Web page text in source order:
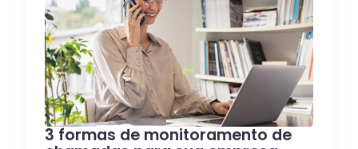
3 formas de monitoramento de